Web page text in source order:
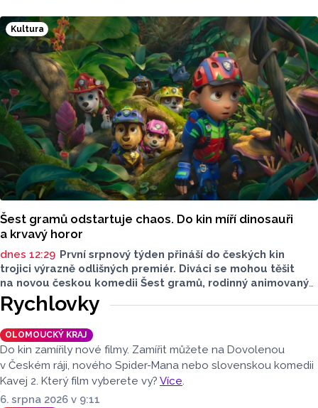
dobu rozešly. Minulý rok ale britpopová kapela Vertigo
nabrala druhý dech. Tentokrát už v pozměněné sestavě.
Kultura
Šest gramů odstartuje chaos. Do kin míří dinosauři
a krvavý horor
dnes 12:29 První srpnový týden přináší do českých kin
trojici výrazně odlišných premiér. Diváci se mohou těšit
na novou českou komedii Šest gramů, rodinný animovaný
film Tlapková patrola: Dinosauří film i horor Zmrzlinář,
který je určen pouze dospělým divákům. Filmové novinky
představil Radek Kreuziger v rozhovoru Lukáše Kobzy pro
Radio Haná.
Rychlovky
OLOMOUCKÝ KRAJ
Do kin zamířily nové filmy. Zamířit můžete na Dovolenou
v Českém ráji, nového Spider-Mana nebo slovenskou komedii
Kavej 2. Který film vyberete vy? Více.
6. srpna 2026 v 9:11